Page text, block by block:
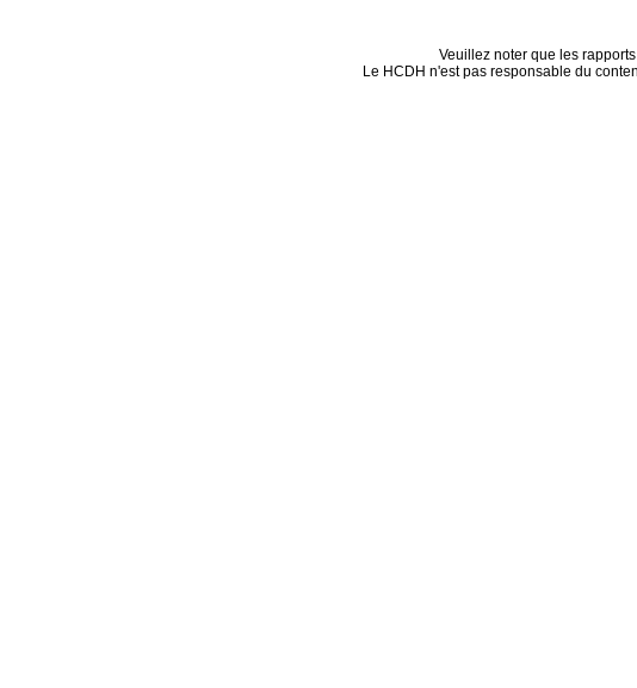
Veuillez noter que les
Le HCDH n'est pas responsable du